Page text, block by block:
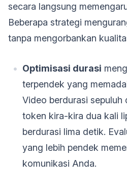
secara langsung
Beberapa strategi
tanpa mengorbankan
Optimisasi durasi
terpendek yang
Video berdurasi sepuluh
token kira-kira dua kali
berdurasi lima detik.
yang lebih pendek
komunikasi Anda.